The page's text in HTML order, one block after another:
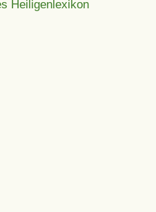
Heiligenlexikon